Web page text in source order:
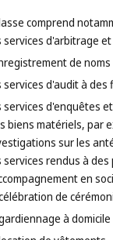
comprend
services d'arbitrage
de
services d'audit à
services d'enquêtes
biens matériels, par
sur les
services rendus à
en
de
à